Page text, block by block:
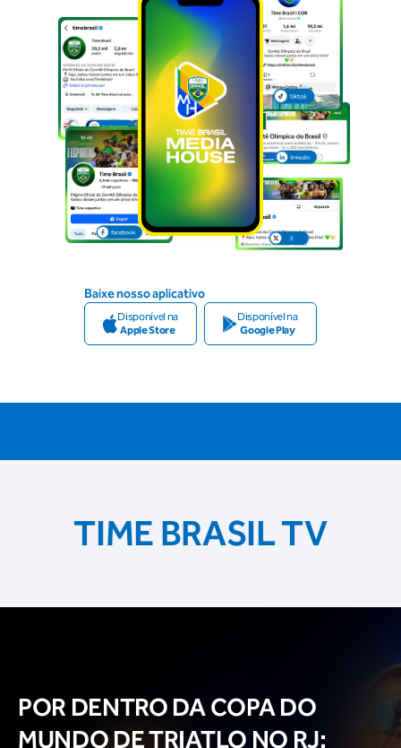
Baixe nosso aplicativo
Disponível na
Apple Store
Disponível na
Google Play
TIME BRASIL TV
POR DENTRO DA COPA DO
MUNDO DE TRIATLO NO RJ: